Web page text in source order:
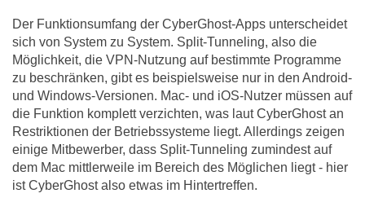
Der Funktionsumfang der CyberGhost-Apps unterscheidet
sich von System zu System. Split-Tunneling, also die
Möglichkeit, die VPN-Nutzung auf bestimmte Programme
zu beschränken, gibt es beispielsweise nur in den Android-
und Windows-Versionen. Mac- und iOS-Nutzer müssen auf
die Funktion komplett verzichten, was laut CyberGhost an
Restriktionen der Betriebssysteme liegt. Allerdings zeigen
einige Mitbewerber, dass Split-Tunneling zumindest auf
dem Mac mittlerweile im Bereich des Möglichen liegt - hier
ist CyberGhost also etwas im Hintertreffen.